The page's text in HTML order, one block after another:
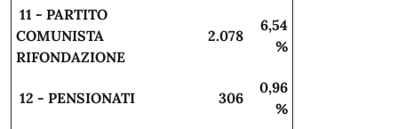
11 - PARTITO
COMUNISTA
RIFONDAZIONE
2.078
6,54
%
12 - PENSIONATI 306
0,96
%